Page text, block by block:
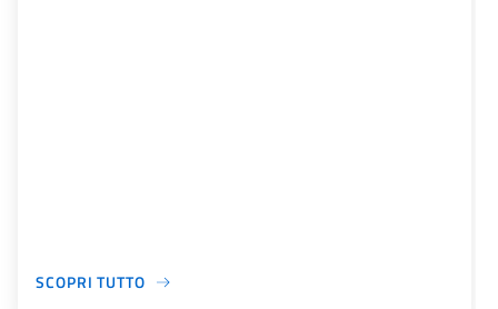
SCOPRI TUTTO